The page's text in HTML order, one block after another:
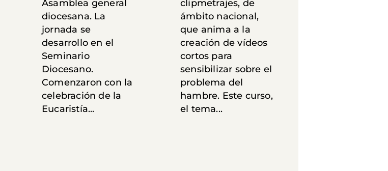
Asamblea general
diocesana. La
jornada se
desarrollo en el
Seminario
Diocesano.
Comenzaron con la
celebración de la
Eucaristía...
clipmetrajes, de
ámbito nacional,
que anima a la
creación de vídeos
cortos para
sensibilizar sobre el
problema del
hambre. Este curso,
el tema...